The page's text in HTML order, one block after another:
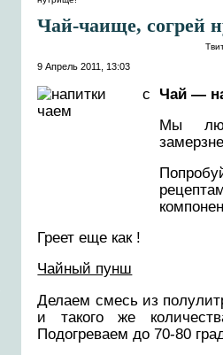
Чай-чаище, согрей
9 Апрель 2011, 13:03
Чай —
Мы
Греет еще как !
Чайный пунш
Делаем смесь из
и такого же
Подогреваем до 70-80